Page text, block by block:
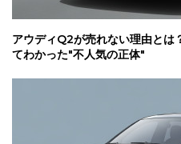
アウディQ2が売れない理由とは
てわかった"不人気の正体"